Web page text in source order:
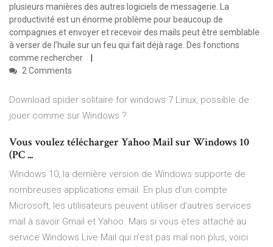
plusieurs manières des autres logiciels de messagerie. La
productivité est un énorme problème pour beaucoup de
compagnies et envoyer et recevoir des mails peut être semblable
à verser de l’huile sur un feu qui fait déjà rage. Des fonctions
comme rechercher
2 Comments
Download spider solitaire for windows 7 Linux, possible de
jouer comme sur Windows ?
Vous voulez télécharger Yahoo Mail sur Windows 10
(PC ...
Windows 10, la dernière version de Windows supporte de
nombreuses applications email. En plus d’un compte
Microsoft, les utilisateurs peuvent utiliser d’autres services
mail à savoir Gmail et Yahoo. Mais si vous etes attaché au
service Windows Live Mail qui n’est pas mal non plus, voici